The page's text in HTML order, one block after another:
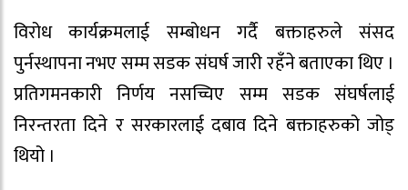
विरोध कार्यक्रमलाई सम्बोधन गर्दै बक्ताहरुले संसद
पुर्नस्थापना नभए सम्म सडक संघर्ष जारी रहँने बताएका थिए ।
प्रतिगमनकारी निर्णय नसच्चिए सम्म सडक संघर्षलाई
निरन्तरता दिने र सरकारलाई दबाव दिने बक्ताहरुको जोड्
थियो ।